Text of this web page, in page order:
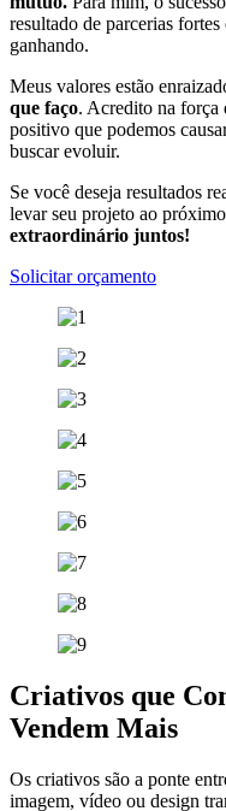
resultado de parcerias
ganhando.
Meus valores estão
que faço. Acredito na força
positivo que podemos
buscar evoluir.
Se você deseja resultados
levar seu projeto ao
extraordinário juntos!
Solicitar orçamento
Criativos que
Vendem Mais
Os criativos são a ponte
imagem, vídeo ou design